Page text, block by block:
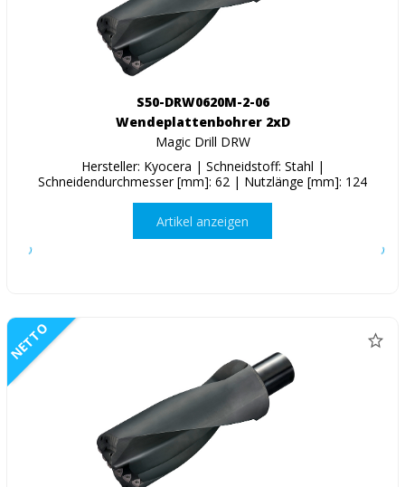
S50-DRW0620M-2-06
Wendeplattenbohrer 2xD
Magic Drill DRW
Hersteller: Kyocera | Schneidstoff: Stahl |
Schneidendurchmesser [mm]: 62 | Nutzlänge [mm]: 124
Artikel anzeigen
NETTO